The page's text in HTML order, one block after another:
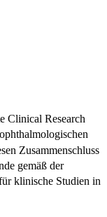
Clinical Research
Zusammenschluss
gemäß der
klinische Studien in